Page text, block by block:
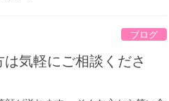
ブログ
気軽にご相談くださ